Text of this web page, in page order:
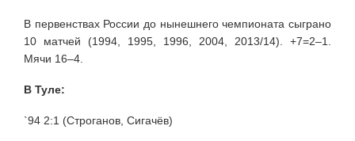
В первенствах России до нынешнего чемпионата сыграно
10 матчей (1994, 1995, 1996, 2004, 2013/14). +7=2–1.
Мячи 16–4.
В Туле:
`94 2:1 (Строганов, Сигачёв)